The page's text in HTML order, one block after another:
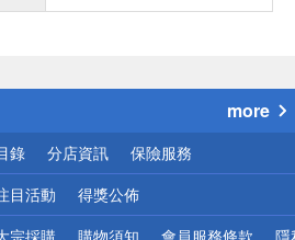
送
請小心！
more
錄 分店資訊 保險服務
目活動 得獎公佈
宗採購 購物須知 會員服務條款 隱